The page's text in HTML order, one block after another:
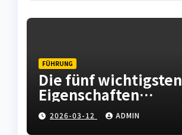
FÜHRUNG
Die fünf wichtigsten
Eigenschaften
hochwertiger
Leiterplatten
2026-03-12 ADMIN